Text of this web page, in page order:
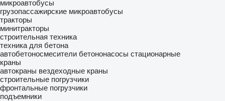
микроавтобусы
грузопассажирские микроавтобусы
тракторы
минитракторы
строительная техника
техника для бетона
автобетоносмесители бетононасосы стационарные
краны
автокраны вездеходные краны
строительные погрузчики
фронтальные погрузчики
подъемники